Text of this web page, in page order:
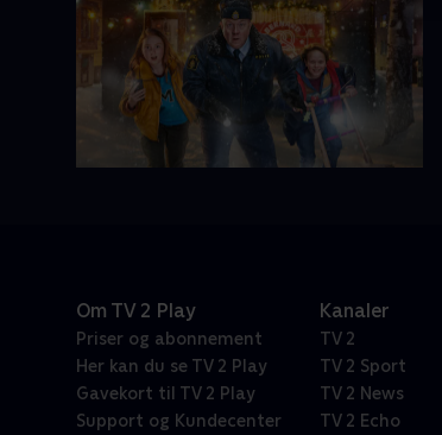
Om TV 2 Play
Priser og abonnement
Her kan du se TV 2 Play
Gavekort til TV 2 Play
Support og Kundecenter
Kanaler
TV 2
TV 2 Sport
TV 2 News
TV 2 Echo